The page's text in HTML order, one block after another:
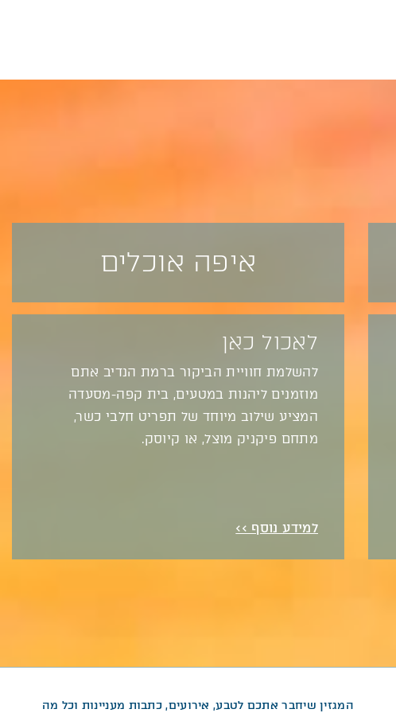
איפה אוכלים
לאכול כאן
להשלמת חוויית הביקור ברמת הנדיב אתם
מוזמנים ליהנות במטעים, בית קפה-מסעדה
המציע שילוב מיוחד של תפריט חלבי כשר,
מתחם פיקניק מוצל, או קיוסק.
למידע נוסף >>
המגזין שיחבר אתכם לטבע, אירועים, כתבות מעניינות וכל מה